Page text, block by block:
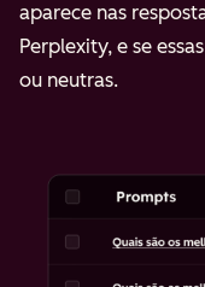
aparece nas
Perplexity, e se
ou neutras.